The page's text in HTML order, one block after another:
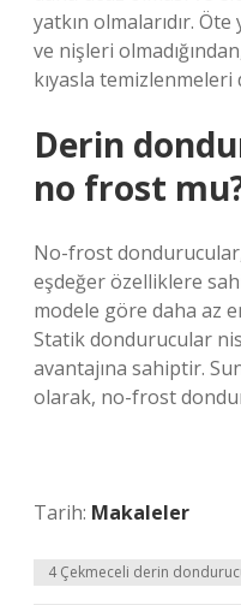
yatkın olmalarıdır.
ve nişleri
kıyasla temizlenmeleri
Derin
no frost
No-frost
eşdeğer özelliklere
modele göre daha az
Statik dondurucular
avantajına sahiptir.
olarak, no-frost
Tarih: Makaleler
4 Çekmeceli derin